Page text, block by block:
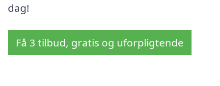
dag!
Få 3 tilbud, gratis og uforpligtende